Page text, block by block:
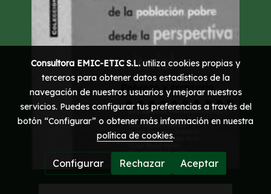
Consultora EMIC-ETIC S.L. utiliza cookies propias y
terceros para obtener datos estadísticos de la
navegación de nuestros usuarios y mejorar nuestros
servicios. Puedes configurar tus preferencias a través del
botón “Configurar” o obtener más información en nuestra
política de cookies.
Configurar Rechazar Aceptar